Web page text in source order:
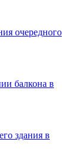
очередного
балкона в
здания в